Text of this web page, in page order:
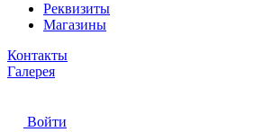
Реквизиты
Магазины
Контакты
Галерея
Войти